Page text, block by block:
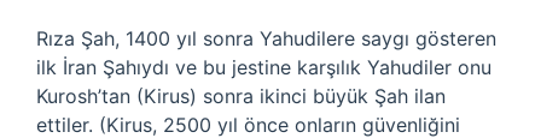
Rıza Şah, 1400 yıl sonra Yahudilere saygı gösteren
ilk İran Şahıydı ve bu jestine karşılık Yahudiler onu
Kurosh’tan (Kirus) sonra ikinci büyük Şah ilan
ettiler. (Kirus, 2500 yıl önce onların güvenliğini